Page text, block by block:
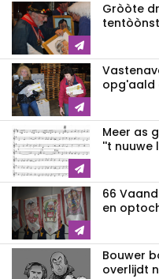
Gròòte
opg'aald
Meer as
''t nuuwe
66
en
Bouwer
overlijdt